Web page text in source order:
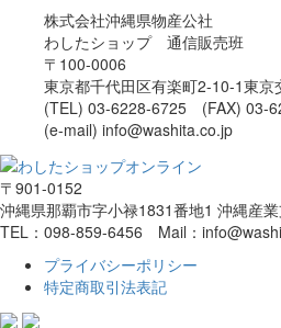
株式会社沖縄県物産公社
わしたショップ 通信販売班
〒100-0006
東京都千代田区有楽町2-10-1東京
(TEL) 03-6228-6725 (FAX) 03-
(e-mail) info@washita.co.jp
〒901-0152
沖縄県那覇市字小禄1831番地1 沖縄産
TEL：098-859-6456 Mail：
プライバシーポリシー
特定商取引法表記